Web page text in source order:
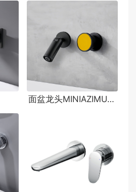
面盆龙头MINIAZIMUT/ORIGINS